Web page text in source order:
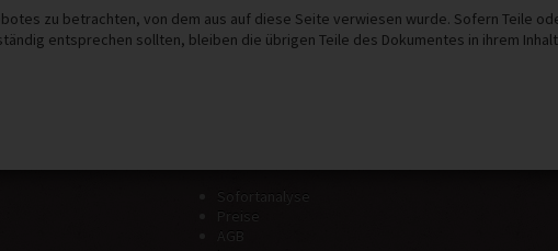
zu betrachten, von dem aus auf diese Seite verwiesen wurde. Sofern Teile
entsprechen sollten, bleiben die übrigen Teile des Dokumentes in ihrem
Sofortanalyse
Preise
AGB